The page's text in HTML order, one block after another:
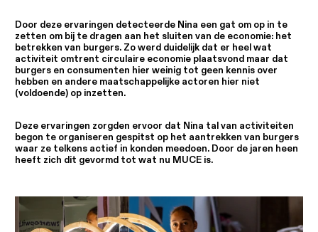
Door deze ervaringen detecteerde Nina een gat om op in te
zetten om bij te dragen aan het sluiten van de economie: het
betrekken van burgers. Zo werd duidelijk dat er heel wat
activiteit omtrent circulaire economie plaatsvond maar dat
burgers en consumenten hier weinig tot geen kennis over
hebben en andere maatschappelijke actoren hier niet
(voldoende) op inzetten.
Deze ervaringen zorgden ervoor dat Nina tal van activiteiten
begon te organiseren gespitst op het aantrekken van burgers
waar ze telkens actief in konden meedoen. Door de jaren heen
heeft zich dit gevormd tot wat nu MUCE is.